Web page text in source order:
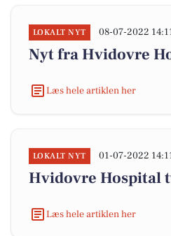
LOKALT NYT 08-07-2022
Nyt fra Hvidovre
Læs hele artiklen her
LOKALT NYT 01-07-2022
Hvidovre Hospital
Læs hele artiklen her